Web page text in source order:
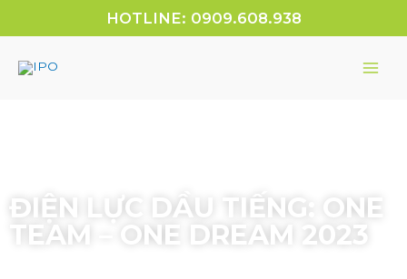
HOTLINE: 0909.608.938
ĐIỆN LỰC DẦU TIẾNG: ONE
TEAM – ONE DREAM 2023